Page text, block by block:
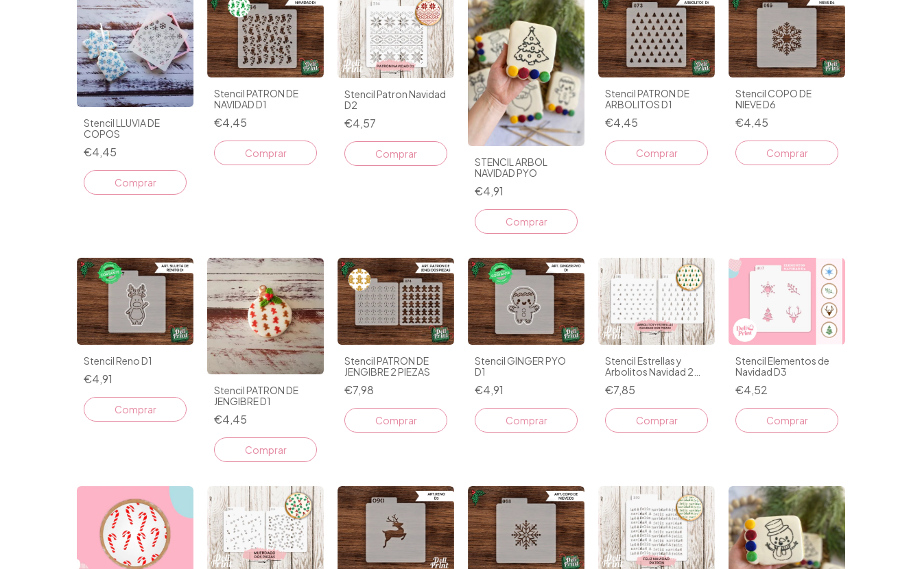
Stencil LLUVIA DE
COPOS
€4,45
Stencil PATRON DE
NAVIDAD D1
€4,45
Stencil Patron Navidad
D2
€4,57
STENCIL ARBOL
NAVIDAD PYO
€4,91
Comprar
Stencil PATRON DE
ARBOLITOS D1
€4,45
Stencil COPO DE
NIEVE D6
€4,45
Stencil Reno D1
€4,91
Comprar
Stencil PATRON DE
JENGIBRE D1
€4,45
Stencil PATRON DE
JENGIBRE 2 PIEZAS
€7,98
Stencil GINGER PYO
D1
€4,91
Comprar
Stencil Estrellas y
Arbolitos Navidad 2
€7,85
Stencil Elementos de
Navidad D3
€4,52